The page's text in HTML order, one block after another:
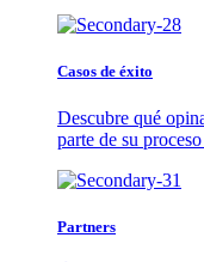
Casos de éxito
Descubre qué
parte de su
Partners